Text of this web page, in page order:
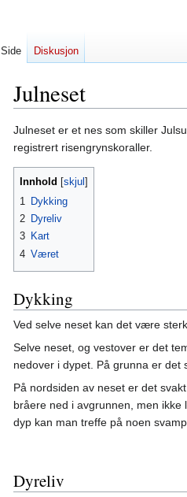
Julneset
Hopp
til
navigering
Hopp
til
søk
Julneset er et nes som skiller
registrert risengrynskoraller.
Innhold
1
Dykking
2 Dyreliv
3 Kart
4 Været
Dykking
Ved selve neset kan det være
Selve neset, og vestover er det
nedover i dypet. På grunna er det
På nordsiden av neset er det
bråere ned i avgrunnen, men
dyp kan man treffe på noen
Dyreliv
Side Diskusjon